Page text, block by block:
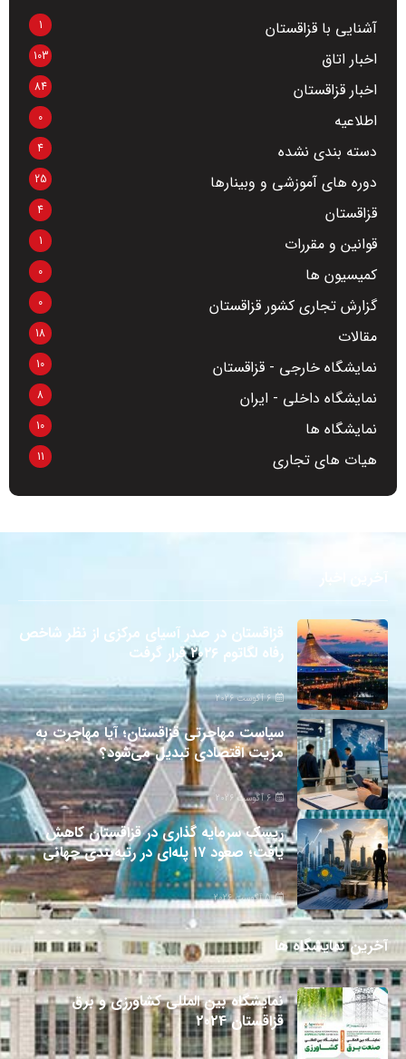
آشنایی با قزاقستان 1
اخبار اتاق 103
اخبار قزاقستان 84
اطلاعیه 0
دسته بندی نشده 4
دوره های آموزشی و وبینارها 25
قزاقستان 4
قوانین و مقررات 1
کمیسیون ها 0
گزارش تجاری کشور قزاقستان 0
مقالات 18
نمایشگاه خارجی - قزاقستان 10
نمایشگاه داخلی - ایران 8
نمایشگاه ها 10
هیات های تجاری 11
قزاقستان در صدر آسیای مرکزی از نظر شاخص
رفاه لگاتوم ۲۰۲۶ قرار گرفت
6 آگوست 2026
سیاست مهاجرتی قزاقستان؛ آیا مهاجرت به
مزیت اقتصادی تبدیل می‌شود؟
6 آگوست 2026
ریسک سرمایه گذاری در قزاقستان کاهش
یافت؛ صعود ۱۷ پله‌ای در رتبه‌بندی جهانی
5 آگوست 2026
آخرین نمایشگاه ها
نمایشگاه بین المللی کشاورزی و برق
قزاقستان 2024